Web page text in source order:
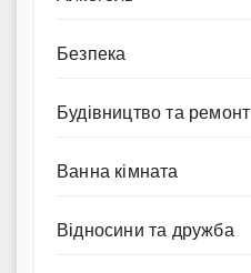
Безпека
Будівництво та ремонт
Ванна кімната
Відносини та дружба